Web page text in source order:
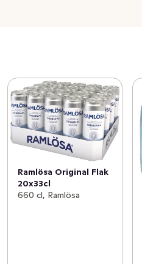
Ramlösa Original Flak
20x33cl
660 cl, Ramlösa